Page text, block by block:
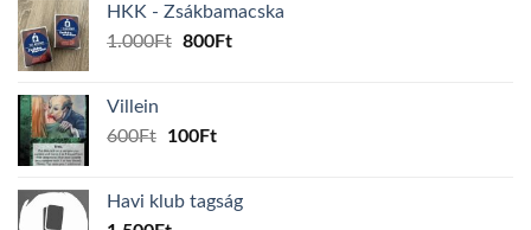
160Ft.150Ft.
HKK - Zsákbamacska
1.000Ft Original
800FtCurrent
Villein
600Ft
Original
600Ft.
100FtCurrent
100Ft.
Havi klub tagság